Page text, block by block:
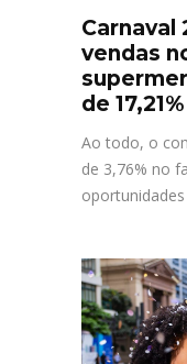
Carnaval
vendas
de 17,21%
Ao todo, o
de 3,76% no